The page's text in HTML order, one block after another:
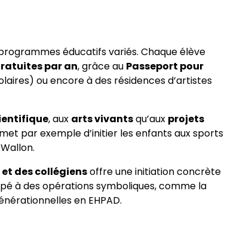
éducatifs variés. Chaque élève
par an, grâce au Passeport pour
ou encore à des résidences d’artistes
, aux arts vivantsqu’aux projets
par exemple d’initier les enfants aux sports
des collégiensoffre une initiation concrète
à des opérations symboliques, comme la
en EHPAD.